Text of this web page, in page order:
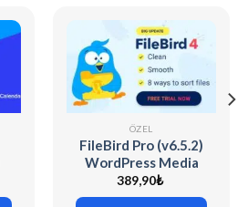
ÖZEL
FileBird Pro (v6.5.2)
WordPress Media
Library Folders
389,90₺